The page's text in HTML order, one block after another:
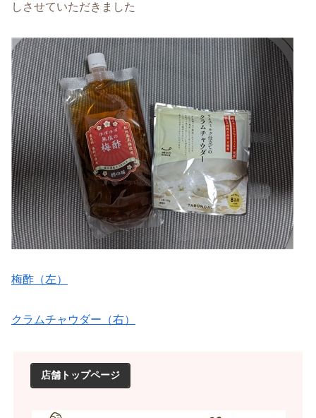
しさせていただきました
梅酢（左）
クラムチャウダー（右）
店舗トップページ